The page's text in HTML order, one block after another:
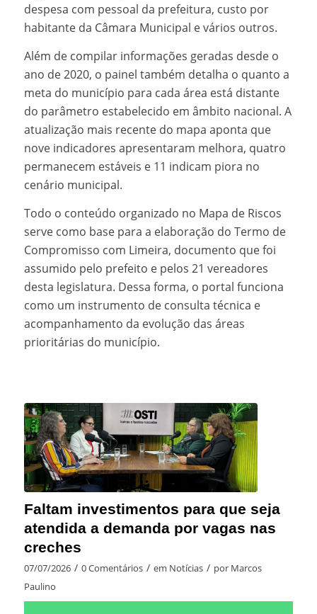
despesa com pessoal da prefeitura, custo por
habitante da Câmara Municipal e vários outros.
Além de compilar informações geradas desde o
ano de 2020, o painel também detalha o quanto a
meta do município para cada área está distante
do parâmetro estabelecido em âmbito nacional. A
atualização mais recente do mapa aponta que
nove indicadores apresentaram melhora, quatro
permanecem estáveis e 11 indicam piora no
cenário municipal.
Todo o conteúdo organizado no Mapa de Riscos
serve como base para a elaboração do Termo de
Compromisso com Limeira, documento que foi
assumido pelo prefeito e pelos 21 vereadores
desta legislatura. Dessa forma, o portal funciona
como um instrumento de consulta técnica e
acompanhamento da evolução das áreas
prioritárias do município.
Faltam investimentos para que seja
atendida a demanda por vagas nas
creches
07/07/2026 / 0 Comentários / em Notícias / por Marcos
Paulino